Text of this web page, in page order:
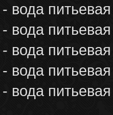
- вода
- вода
- вода
- вода
- вода